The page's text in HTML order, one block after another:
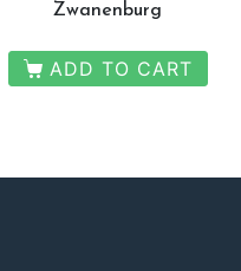
Zwanenburg
ADD TO CART